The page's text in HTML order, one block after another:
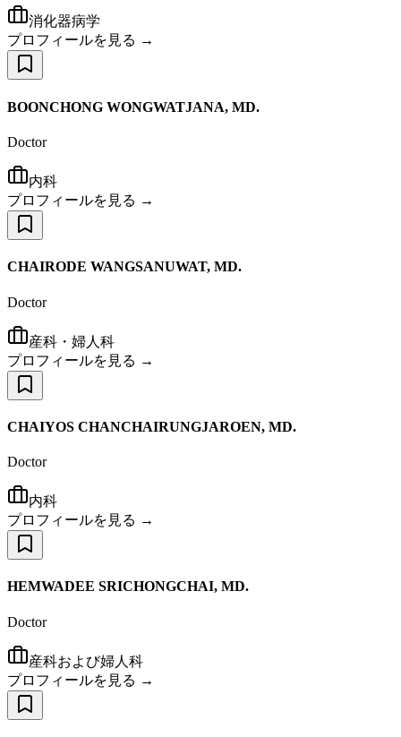
消化器病学
プロフィールを見る →
BOONCHONG WONGWATJANA, MD.
Doctor
内科
プロフィールを見る →
CHAIRODE WANGSANUWAT, MD.
Doctor
産科・婦人科
プロフィールを見る →
CHAIYOS CHANCHAIRUNGJAROEN, MD.
Doctor
内科
プロフィールを見る →
HEMWADEE SRICHONGCHAI, MD.
Doctor
産科および婦人科
プロフィールを見る →